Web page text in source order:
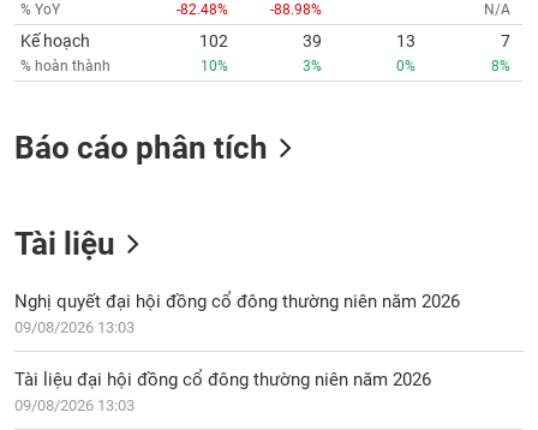
% YoY -82.48% -88.98% N/A
Kế hoạch
% hoàn thành
102
10%
39
3%
13
0%
7
8%
Báo cáo phân tích
Tài liệu
Nghị quyết đại hội đồng cổ đông thường niên năm 2026
09/08/2026 13:03
Tài liệu đại hội đồng cổ đông thường niên năm 2026
09/08/2026 13:03